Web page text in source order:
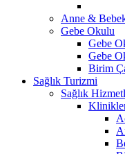
Anne &
Gebe Okulu
Gebe
Gebe
Birim
Sağlık Turizmi
Sağlık